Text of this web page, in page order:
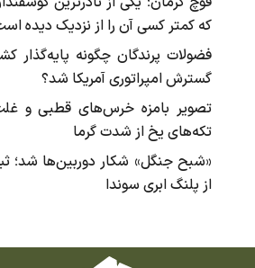
که کمتر کسی آن را از نزدیک دیده
فضولات پرندگان چگونه پایه‌گذار
گسترش امپراتوری آمریکا شد؟
تصویر بامزه خرس‌های قطبی و
تکه‌های یخ از شدت گرما
«شبح جنگل» شکار دوربین‌ها شد؛
از پلنگ ابری سوندا